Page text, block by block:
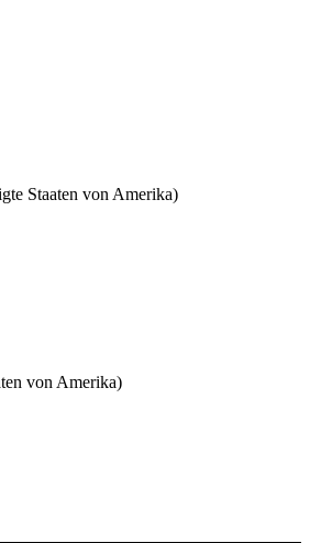
Staaten von Amerika)
von Amerika)